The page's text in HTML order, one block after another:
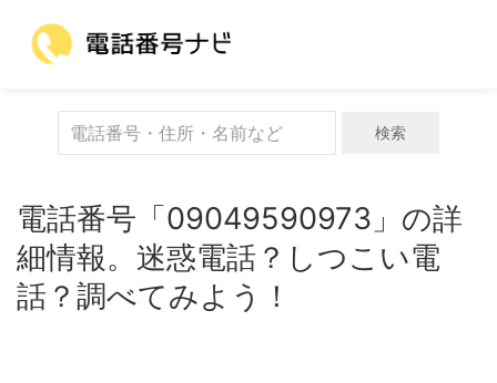
検索
電話番号「09049590973」の詳
細情報。迷惑電話？しつこい電
話？調べてみよう！